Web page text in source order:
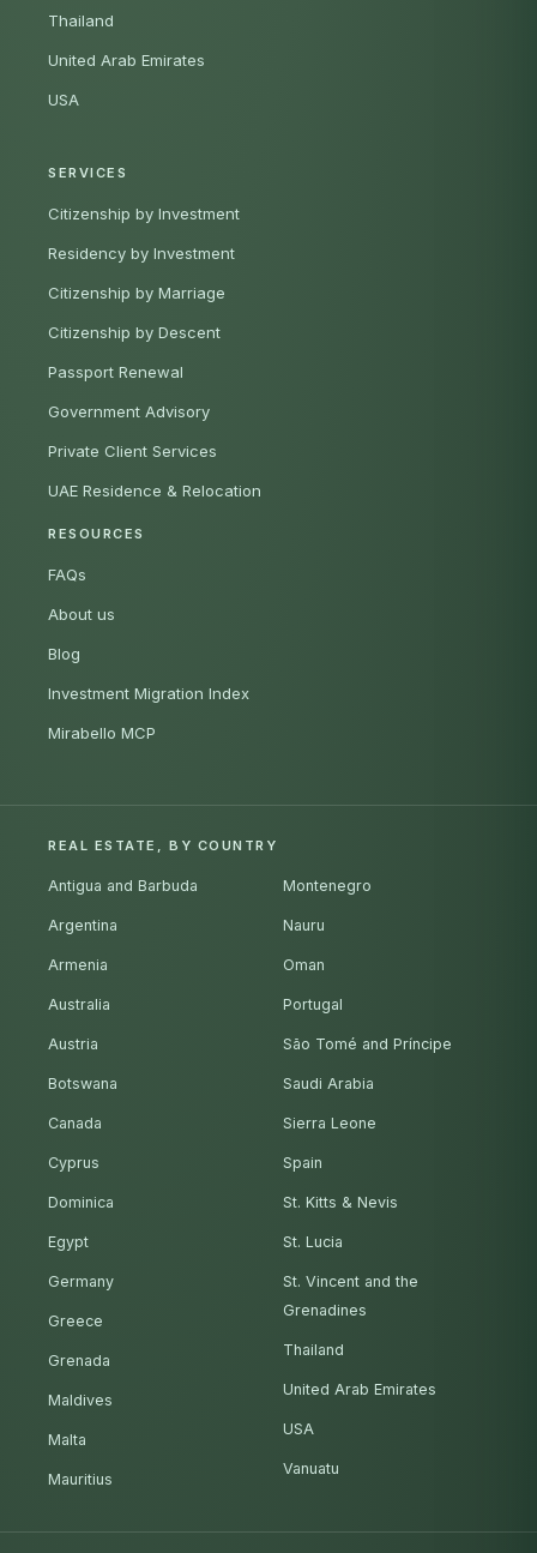
Thailand
United Arab Emirates
USA
SERVICES
Citizenship by Investment
Residency by Investment
Citizenship by Marriage
Citizenship by Descent
Passport Renewal
Government Advisory
Private Client Services
UAE Residence & Relocation
RESOURCES
FAQs
About us
Blog
Investment Migration Index
Mirabello MCP
REAL ESTATE, BY COUNTRY
Antigua and Barbuda
Argentina
Armenia
Australia
Austria
Botswana
Canada
Cyprus
Dominica
Egypt
Germany
Greece
Grenada
Maldives
Malta
Mauritius
Montenegro
Nauru
Oman
Portugal
São Tomé and Príncipe
Saudi Arabia
Sierra Leone
Spain
St. Kitts & Nevis
St. Lucia
St. Vincent and the
Grenadines
Thailand
United Arab Emirates
USA
Vanuatu